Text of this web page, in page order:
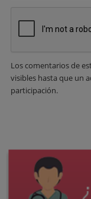
Los comentarios de
visibles hasta que un
participación.